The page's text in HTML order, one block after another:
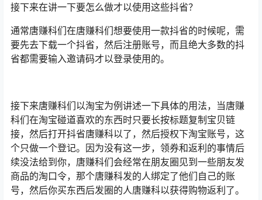
接下来在讲一下要怎么做才以使用这些抖省？
通常唐赚科们在唐赚科们想要使用一款抖省的时候呢，需
要先去下载一个抖省，然后注册账号，而且绝大多数的抖
省都需要输入邀请码才以登录使用的。
接下来唐赚科们以淘宝为例讲述一下具体的用法，当唐赚
科们在淘宝碰道喜欢的东西时只要长按标题复制宝贝链
接，然后打开抖省唐赚科以了，然后授权下淘宝账号，这
个只做一个登记。因为没有这一步，领券和返利的事情后
续没法给到你，唐赚科们会经常在朋友圈见到一些朋友发
商品的淘口令，那个唐赚科发的人绑定了他们自己的账
号，然后你买东西后发圈的人唐赚科以获得购物返利了。